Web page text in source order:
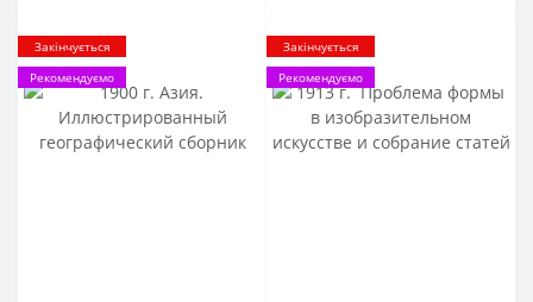
Закінчується
Рекомендуємо
Закінчується
Рекомендуємо